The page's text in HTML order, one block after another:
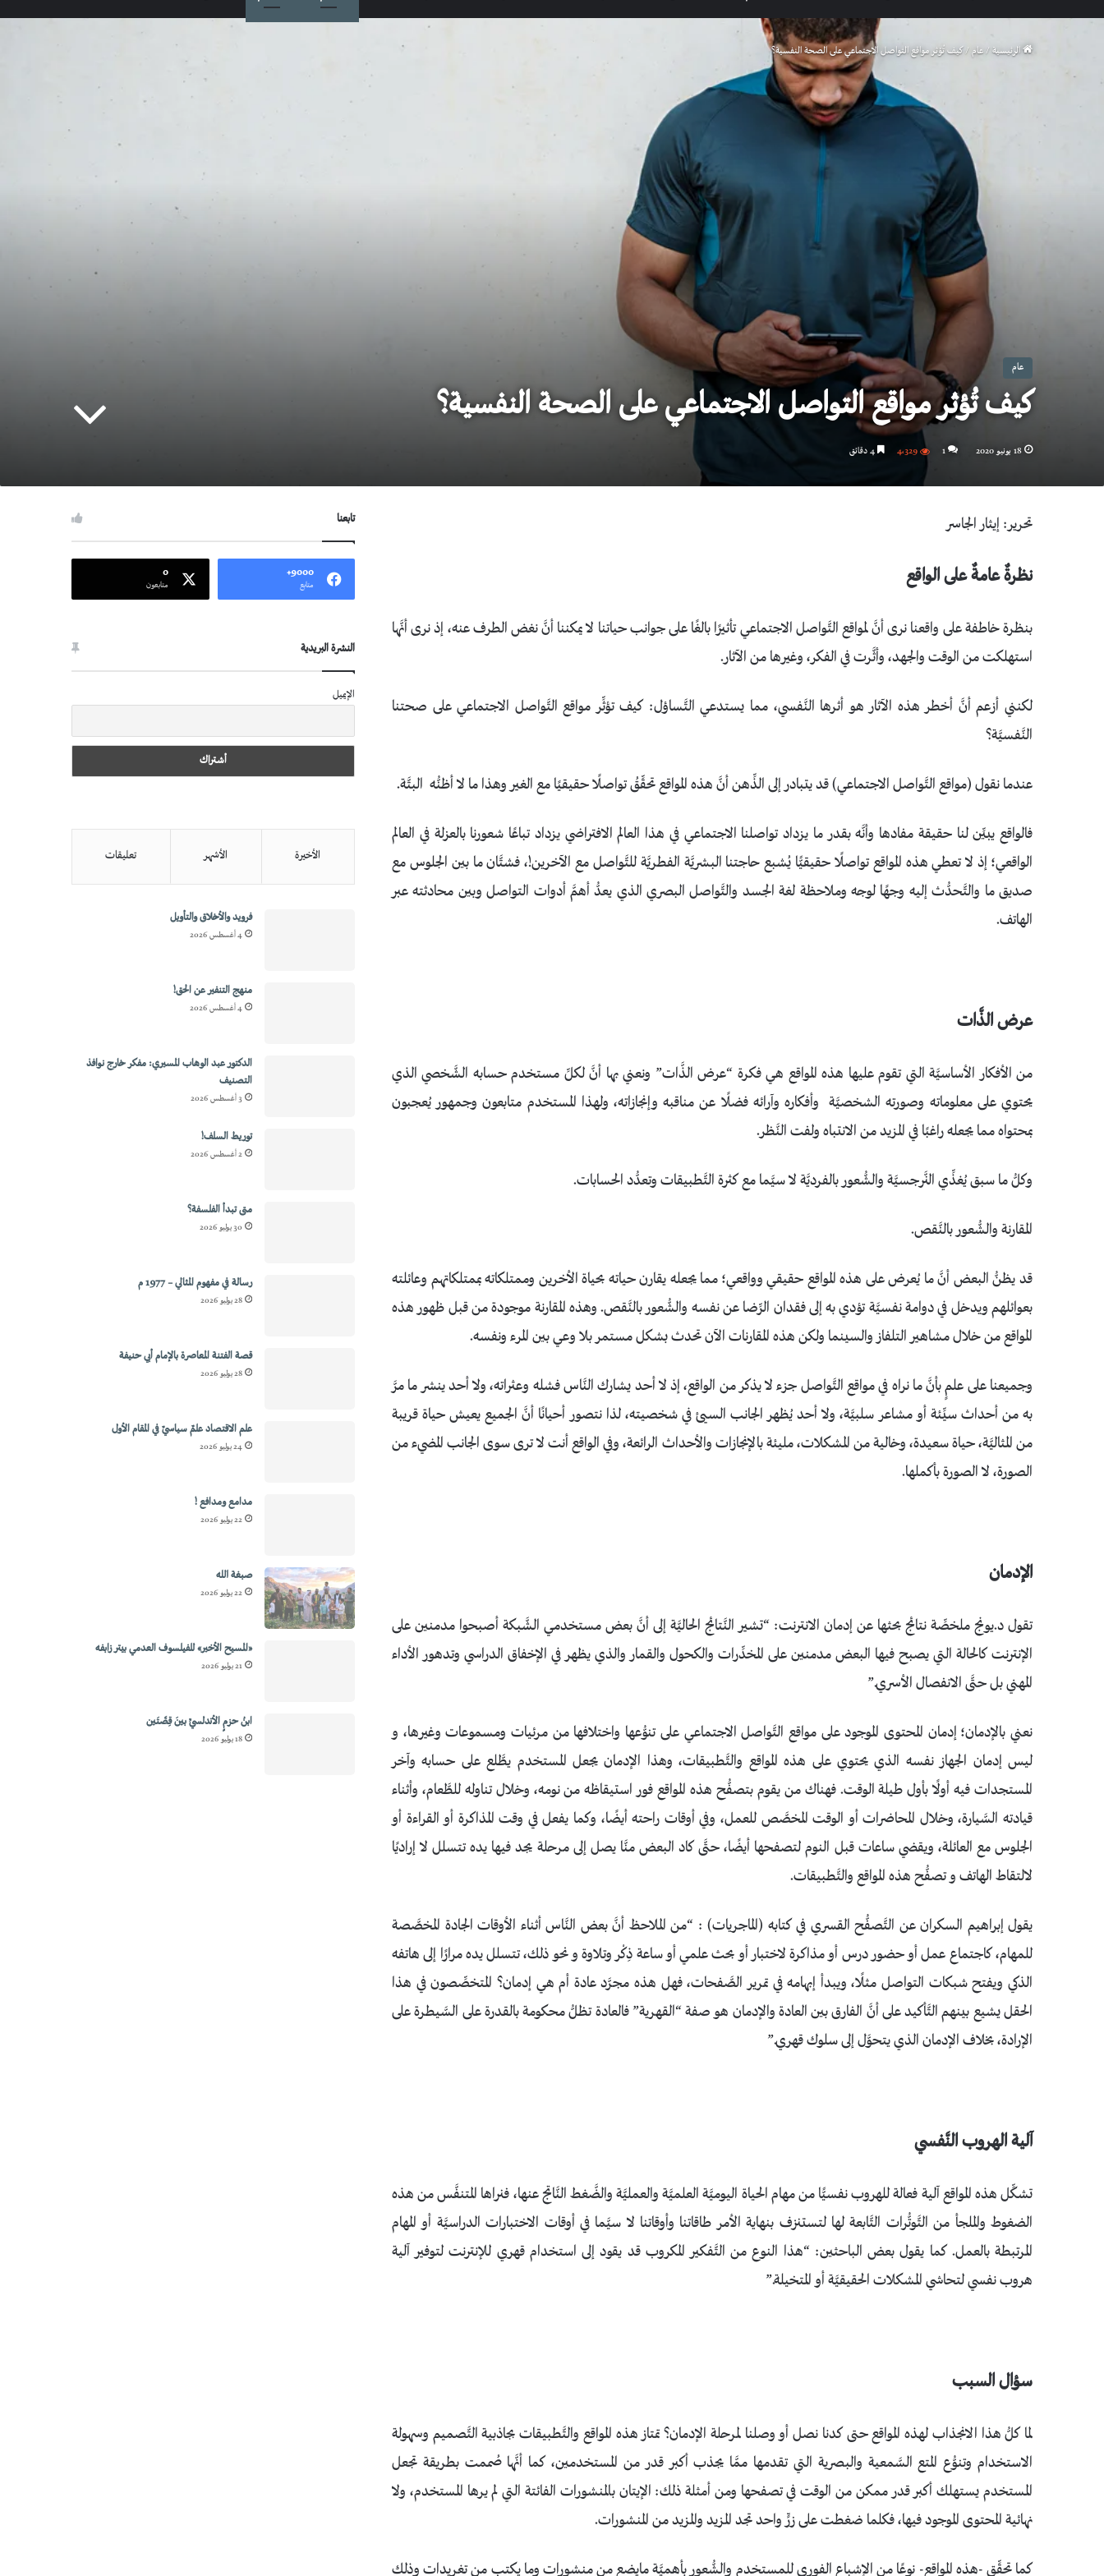
الرئيسية / عام / كيف تُؤثر مواقع التواصل الاجتماعي على الصحة النفسية؟
عام
كيف تُؤثر مواقع التواصل الاجتماعي على الصحة النفسية؟
18 يونيو 2020 1 4٬329
تحرير: إيثار الجاسر
نظرةٌ عامةٌ على الواقع
بنظرة خاطفة على واقعنا نرى أنَّ لمواقع التَّواصل الاجتماعي تأثيرًا بالغًا على جوانب حياتنا لا يمكننا أنَّ نغض الطرف عنه، إذ نرى أنَّها
استهلكت من الوقت والجهد، وأثَّرت في الفكر، وغيرها من الآثار.
لكنني أزعم أنَّ أخطر هذه الآثار هو أثرها النَّفسي، مما يستدعي التَّساؤل: كيف تؤثِّر مواقع التَّواصل الاجتماعي على صحتنا
النَّفسيَّة؟
عندما نقول (مواقع التَّواصل الاجتماعي) قد يتبادر إلى الذِّهن أنَّ هذه المواقع تحقِّقُ تواصلًا حقيقيًا مع الغير وهذا ما لا أظنُّه البتَّة.
فالواقع يبيِّن لنا حقيقة مفادها وأنَّه بقدر ما يزداد تواصلنا الاجتماعي في هذا العالم الافتراضي يزداد تباعًا شعورنا بالعزلة في العالم
الواقعي؛ إذ لا تعطي هذه المواقع تواصلًا حقيقيًّا يُشبع حاجتنا البشريَّة الفطريَّة للتَّواصل مع الآخرين!، فشتَّان ما بين الجلوس مع
صديق ما والتَّحدُّث إليه وجهًا لوجه وملاحظة لغة الجسد والتَّواصل البصري الذي يعدُّ أهمَّ أدوات التواصل وبين محادثته عبر
الهاتف.
عرض الذَّات
من الأفكار الأساسيَّة التي تقوم عليها هذه المواقع هي فكرة “عرض الذَّات” ونعني بها أنَّ لكلِّ مستخدم حسابه الشَّخصي الذي
يحتوي على معلوماته وصورته الشخصيَّة وأفكاره وآرائه فضلًا عن مناقبه وإنجازاته، ولهذا المستخدم متابعون وجمهور يُعجبون
بمحتواه مما يجعله راغبًا في المزيد من الانتباه ولفت النَّظر.
وكلُّ ما سبق يُغذِّي النَّرجسيَّة والشُّعور بالفرديَّة لا سيَّما مع كثرة التَّطبيقات وتعدُّد الحسابات.
المقارنة والشُّعور بالنَّقص.
قد يظنُّ البعض أنَّ ما يُعرض على هذه المواقع حقيقي وواقعي؛ مما يجعله يقارن حياته بحياة الأخرين وممتلكاته بممتلكاتهم وعائلته
بعوائلهم ويدخل في دوامة نفسيَّة تؤدي به إلى فقدان الرِّضا عن نفسه والشُّعور بالنَّقص. وهذه المقارنة موجودة من قبل ظهور هذه
المواقع من خلال مشاهير التلفاز والسينما ولكن هذه المقارنات الآن تحدث بشكل مستمر بلا وعي بين المرء ونفسه.
وجميعنا على علمٍ بأنَّ ما نراه في مواقع التَّواصل جزء لا يذكر من الواقع، إذ لا أحد يشارك النَّاس فشله وعثراته، ولا أحد ينشر ما مرَّ
به من أحداث سيِّئة أو مشاعر سلبيَّة، ولا أحد يُظهر الجانب السيئ في شخصيته، لذا نتصور أحيانًا أنَّ الجميع يعيش حياة قريبة
من المثاليَّة، حياة سعيدة، وخالية من المشكلات، مليئة بالإنجازات والأحداث الرائعة، وفي الواقع أنت لا ترى سوى الجانب المضيء من
الصورة، لا الصورة بأكملها.
الإدمان
تقول د.يونج ملخصِّة نتائج بحثها عن إدمان الانترنت: “تشير النَّتائج الحاليَّة إلى أنَّ بعض مستخدمي الشَّبكة أصبحوا مدمنين على
الإنترنت كالحالة التي يصبح فيها البعض مدمنين على المخدِّرات والكحول والقمار والذي يظهر في الإخفاق الدراسي وتدهور الأداء
المهني بل حتَّى الانفصال الأسري.”
نعني بالإدمان؛ إدمان المحتوى الموجود على مواقع التَّواصل الاجتماعي على تنوُّعها واختلافها من مرئيات ومسموعات وغيرها، و
ليس إدمان الجهاز نفسه الذي يحتوي على هذه المواقع والتَّطبيقات، وهذا الإدمان يجعل المستخدم يطَّلع على حسابه وآخر
المستجدات فيه أولًا بأول طيلة الوقت. فهناك من يقوم بتصفُّح هذه المواقع فور استيقاظه من نومه، وخلال تناوله للطَّعام، وأثناء
قيادته السَّيارة، وخلال المحاضرات أو الوقت المخصَّص للعمل، وفي أوقات راحته أيضًا، وكما يفعل في وقت المذاكرة أو القراءة أو
الجلوس مع العائلة، ويقضي ساعات قبل النوم لتصفحها أيضًا، حتَّى كاد البعض منَّا يصل إلى مرحلة يجد فيها يده تتسلل لا إراديًا
لالتقاط الهاتف و تصفُّح هذه المواقع والتَّطبيقات.
يقول إبراهيم السكران عن التَّصفُّح القسري في كتابه (الماجريات) : “من الملاحظ أنَّ بعض النَّاس أثناء الأوقات الجادة المخصَّصة
للمهام، كاجتماع عمل أو حضور درس أو مذاكرة لاختبار أو بحث علمي أو ساعة ذِكْر وتلاوة و نحو ذلك، تتسلل يده مرارًا إلى هاتفه
الذكي ويفتح شبكات التواصل مثلًا، ويبدأ إبهامه في تمرير الصَّفحات، فهل هذه مجرَّد عادة أم هي إدمان؟ المتخصِّصون في هذا
الحقل يشيع بينهم التَّأكيد على أنَّ الفارق بين العادة والإدمان هو صفة “القهرية” فالعادة تظلُّ محكومة بالقدرة على السَّيطرة على
الإرادة، بخلاف الإدمان الذي يتحوَّل إلى سلوك قهري.”
آلية الهروب النَّفسي
تشكِّل هذه المواقع آلية فعالة للهروب نفسيًّا من مهام الحياة اليوميَّة العلميَّة والعمليَّة والضَّغط النَّاتج عنها، فنراها المتنفَّس من هذه
الضغوط والملجأ من التَّوتُّرات التَّابعة لها لتستنزف بنهاية الأمر طاقاتنا وأوقاتنا لا سيَّما في أوقات الاختبارات الدراسيَّة أو المهام
المرتبطة بالعمل. كما يقول بعض الباحثين: “هذا النوع من التَّفكير المكروب قد يقود إلى استخدام قهري للإنترنت لتوفير آلية
هروب نفسي لتحاشي المشكلات الحقيقيَّة أو المتخيلة.”
سؤال السبب
لما كلُّ هذا الانجذاب لهذه المواقع حتى كدنا نصل أو وصلنا لمرحلة الإدمان؟ تمتاز هذه المواقع والتَّطبيقات بجاذبية التَّصميم وسهولة
الاستخدام وتنوُّع المتع السَّمعية والبصرية التي تقدمها ممَّا يجذب أكبر قدر من المستخدمين، كما أنَّها صُممت بطريقة تجعل
المستخدم يستهلك أكبر قدر ممكن من الوقت في تصفحها ومن أمثلة ذلك: الإيتان بالمنشورات الفائتة التي لم يرها المستخدم، ولا
نهائية المحتوى الموجود فيها، فكلما ضغطت على زرٍّ واحد تجد المزيد والمزيد من المنشورات.
كما تحقِّق -هذه المواقع- نوعًا من الإشباع الفوري للمستخدم والشُّعور بأهميَّة مايضع من منشورات وما يكتب من تغريدات وذلك
تابعنا
9000+
متابع
0
متابعون
النشرة البريدية
الإيميل
الأخيرة الأشهر تعليقات
فرويد والأخلاق والتأويل
4 أغسطس 2026
منهج التنفير عن الحق!
4 أغسطس 2026
الدكتور عبد الوهاب المسيري: مفكر خارج نوافذ
التصنيف
3 أغسطس 2026
توريط السلف!
2 أغسطس 2026
متى تبدأ الفلسفة؟
30 يوليو 2026
رسالة في مفهوم المثالي – 1977 م
28 يوليو 2026
قصة الفتنة المعاصرة بالإمام أبي حنيفة
28 يوليو 2026
علم الاقتصاد علمٌ سياسيٌ في المقام الأول
24 يوليو 2026
مدامع ومدافع !
22 يوليو 2026
صبغة الله
22 يوليو 2026
«المسيح الأخير» للفيلسوف العدمي بيتر زابفه
21 يوليو 2026
ابنُ حزمٍ الأندلسيِّ بينَ قِصَّتَين
18 يوليو 2026